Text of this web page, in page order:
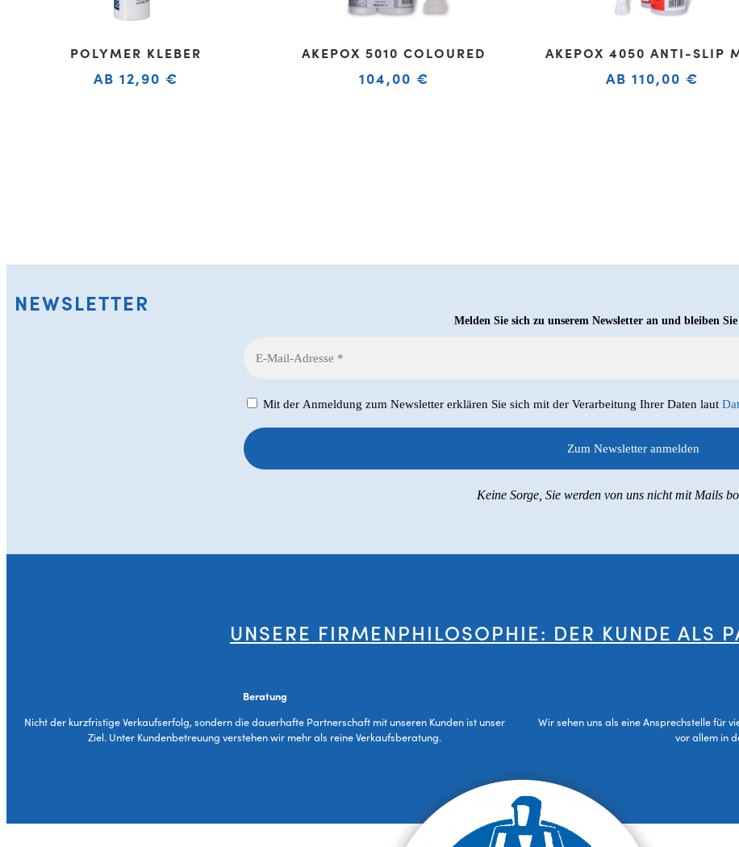
POLYMER KLEBER
AB 12,90 €
AKEPOX 5010 COLOURED
104,00 €
AKEPOX 4050 ANTI-SLIP
AB 110,00 €
NEWSLETTER
Melden Sie sich zu unserem Newsletter an und bleiben
Mit der Anmeldung zum Newsletter erklären Sie sich mit der Verarbeitung Ihrer Daten laut
Keine Sorge, Sie werden von uns nicht mit Mails
UNSERE FIRMENPHILOSOPHIE: DER KUNDE ALS
Beratung
Nicht der kurzfristige Verkaufserfolg, sondern die dauerhafte Partnerschaft mit unseren Kunden ist unser
Ziel. Unter Kundenbetreuung verstehen wir mehr als reine Verkaufsberatung.
Wir sehen uns als eine Ansprechstelle für
vor allem in